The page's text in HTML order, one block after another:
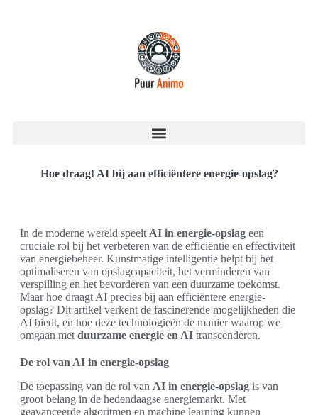
Hoe draagt AI bij aan efficiëntere energie-opslag?
In de moderne wereld speelt AI in energie-opslag een
cruciale rol bij het verbeteren van de efficiëntie en effectiviteit
van energiebeheer. Kunstmatige intelligentie helpt bij het
optimaliseren van opslagcapaciteit, het verminderen van
verspilling en het bevorderen van een duurzame toekomst.
Maar hoe draagt AI precies bij aan efficiëntere energie-
opslag? Dit artikel verkent de fascinerende mogelijkheden die
AI biedt, en hoe deze technologieën de manier waarop we
omgaan met duurzame energie en AI transcenderen.
De rol van AI in energie-opslag
De toepassing van de rol van AI in energie-opslag is van
groot belang in de hedendaagse energiemarkt. Met
geavanceerde algoritmen en machine learning kunnen